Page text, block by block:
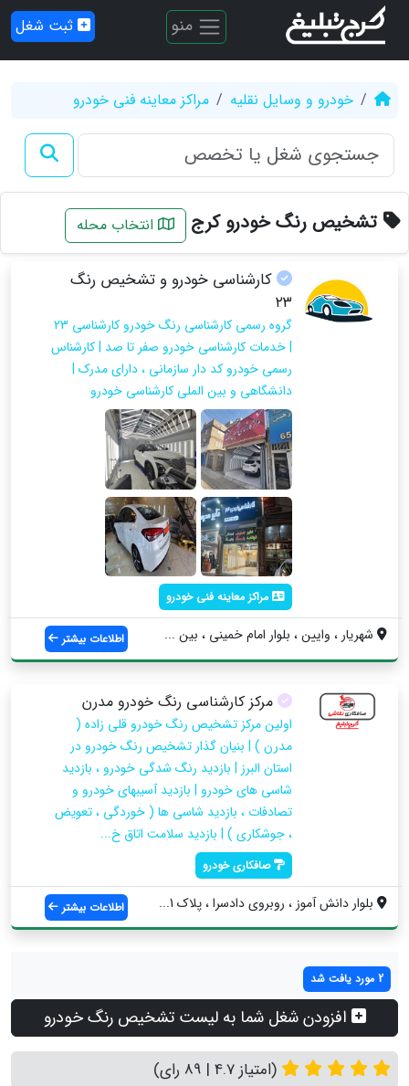
منو ثبت شغل
خودرو و وسایل نقلیه مراکز معاینه فنی خودرو
تشخیص رنگ خودرو کرج انتخاب محله
کارشناسی خودرو و تشخیص رنگ
۲۳
گروه رسمی کارشناسی رنگ خودرو کارشناسی 23
| خدمات کارشناسی خودرو صفر تا صد | کارشناس
رسمی خودرو کد دار سازمانی ، دارای مدرک |
دانشگاهی و بین الملی کارشناسی خودرو
مراکز معاینه فنی خودرو
شهریار ، وایین ، بلوار امام خمینی ، بین ... اطلاعات بیشتر
مرکز کارشناسی رنگ خودرو مدرن
اولین مرکز تشخیص رنگ خودرو قلی زاده (
مدرن ) | بنیان گذار تشخیص رنگ خودرو در
استان البرز | بازدید رنگ شدگی خودرو ، بازدید
شاسی های خودرو | بازدید آسیبهای خودرو و
تصادفات ، بازدید شاسی ها ( خوردگی ، تعویض
، جوشکاری ) | بازدید سلامت اتاق خ...
صافکاری خودرو
بلوار دانش آموز ، روبروی دادسرا ، پلاک 1... اطلاعات بیشتر
2 مورد یافت شد
افزودن شغل شما به لیست تشخیص رنگ خودرو
(امتیاز 4.7 | 89 رای)